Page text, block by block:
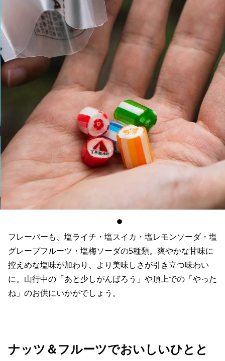
フレーバーも、塩ライチ・塩スイカ・塩レモンソーダ・塩
グレープフルーツ・塩梅ソーダの5種類。爽やかな甘味に
控えめな塩味が加わり、より美味しさが引き立つ味わい
に。山行中の「あと少しがんばろう」や頂上での「やった
ね」のお供にいかがでしょう。
ナッツ＆フルーツでおいしいひとと